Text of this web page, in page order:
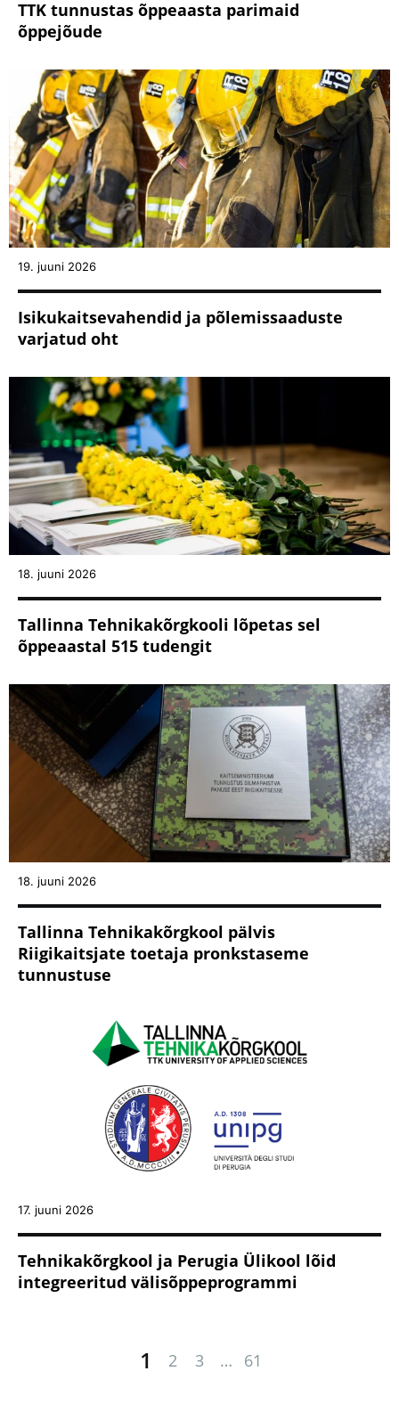
TTK tunnustas õppeaasta parimaid
õppejõude
19. juuni 2026
Isikukaitsevahendid ja põlemissaaduste
varjatud oht
18. juuni 2026
Tallinna Tehnikakõrgkooli lõpetas sel
õppeaastal 515 tudengit
18. juuni 2026
Tallinna Tehnikakõrgkool pälvis
Riigikaitsjate toetaja pronkstaseme
tunnustuse
17. juuni 2026
Tehnikakõrgkool ja Perugia Ülikool lõid
integreeritud välisõppeprogrammi
1 2 3 … 61